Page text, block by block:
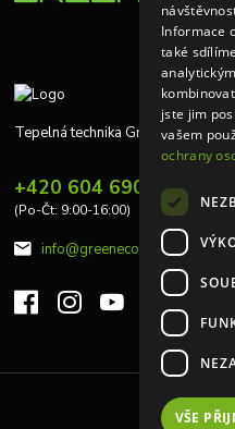
Tepelná technika Greeneco
+420 604 690 848
(Po-Čt: 9:00-16:00)
info@greeneco.cz
Upravit
Informace
také
jste jim
vašem
ochrany
VŠE